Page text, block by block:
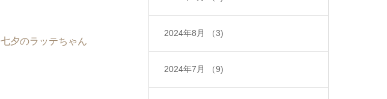
七夕のラッテちゃん
2024年8月 （3)
2024年7月 （9)